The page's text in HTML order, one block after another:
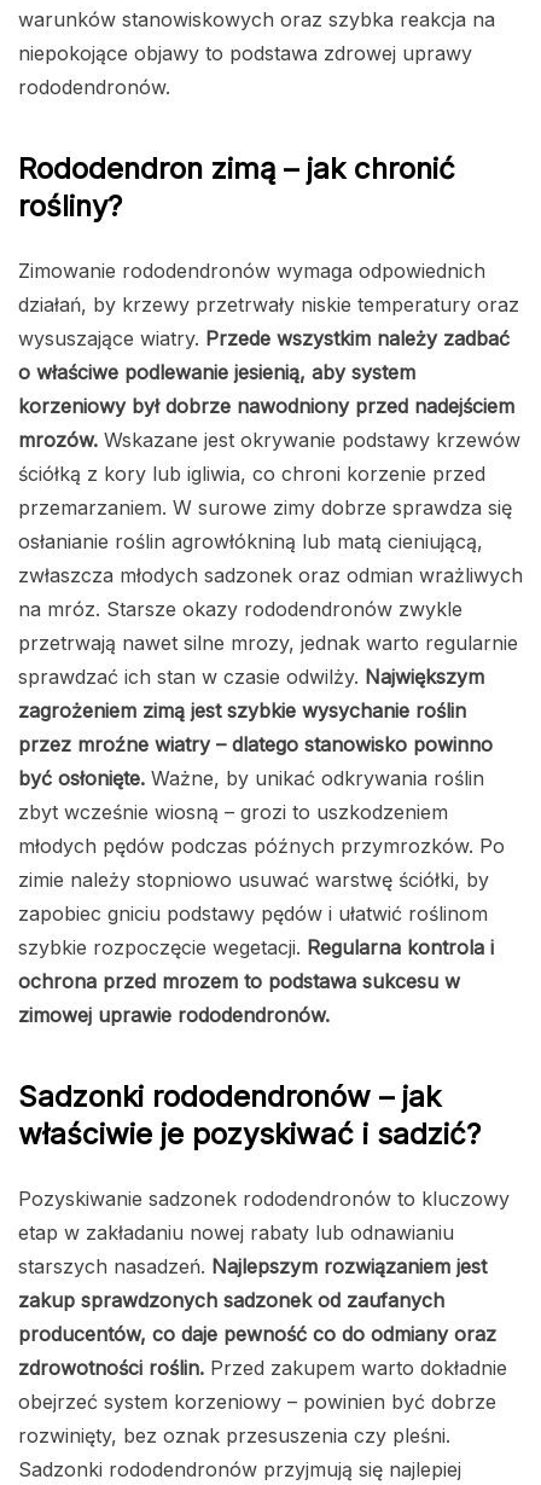
warunków stanowiskowych oraz szybka reakcja na
niepokojące objawy to podstawa zdrowej uprawy
rododendronów.
Rododendron zimą – jak chronić
rośliny?
Zimowanie rododendronów wymaga odpowiednich
działań, by krzewy przetrwały niskie temperatury oraz
wysuszające wiatry. Przede wszystkim należy zadbać
o właściwe podlewanie jesienią, aby system
korzeniowy był dobrze nawodniony przed nadejściem
mrozów. Wskazane jest okrywanie podstawy krzewów
ściółką z kory lub igliwia, co chroni korzenie przed
przemarzaniem. W surowe zimy dobrze sprawdza się
osłanianie roślin agrowłókniną lub matą cieniującą,
zwłaszcza młodych sadzonek oraz odmian wrażliwych
na mróz. Starsze okazy rododendronów zwykle
przetrwają nawet silne mrozy, jednak warto regularnie
sprawdzać ich stan w czasie odwilży. Największym
zagrożeniem zimą jest szybkie wysychanie roślin
przez mroźne wiatry – dlatego stanowisko powinno
być osłonięte. Ważne, by unikać odkrywania roślin
zbyt wcześnie wiosną – grozi to uszkodzeniem
młodych pędów podczas późnych przymrozków. Po
zimie należy stopniowo usuwać warstwę ściółki, by
zapobiec gniciu podstawy pędów i ułatwić roślinom
szybkie rozpoczęcie wegetacji. Regularna kontrola i
ochrona przed mrozem to podstawa sukcesu w
zimowej uprawie rododendronów.
Sadzonki rododendronów – jak
właściwie je pozyskiwać i sadzić?
Pozyskiwanie sadzonek rododendronów to kluczowy
etap w zakładaniu nowej rabaty lub odnawianiu
starszych nasadzeń. Najlepszym rozwiązaniem jest
zakup sprawdzonych sadzonek od zaufanych
producentów, co daje pewność co do odmiany oraz
zdrowotności roślin. Przed zakupem warto dokładnie
obejrzeć system korzeniowy – powinien być dobrze
rozwinięty, bez oznak przesuszenia czy pleśni.
Sadzonki rododendronów przyjmują się najlepiej